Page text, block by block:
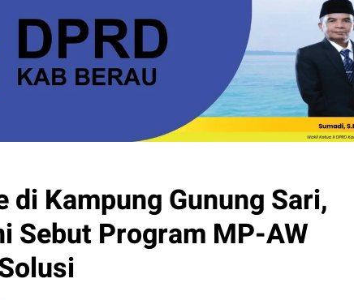
di Kampung Gunung Sari,
Sebut Program MP-AW